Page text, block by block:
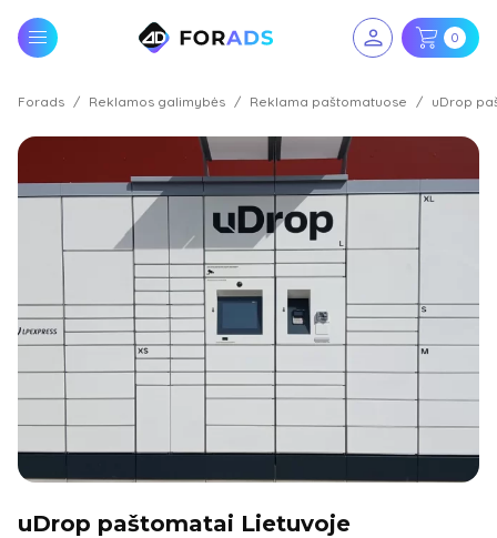
0
Forads Reklamos galimybės Reklama paštomatuose uDrop
uDrop paštomatai Lietuvoje